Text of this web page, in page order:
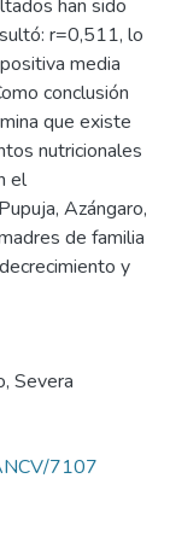
han sido
r=0,511, lo
media
conclusión
que existe
nutricionales
el
Azángaro,
de familia
y
, Severa
7107